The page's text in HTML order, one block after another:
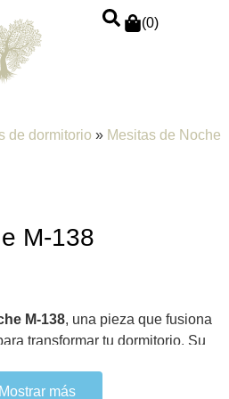
(0)
de dormitorio » Mesitas de Noche
M-138
M-138, una pieza que fusiona
transformar tu dormitorio. Su
en un
suave tono piedra mate
Mostrar más